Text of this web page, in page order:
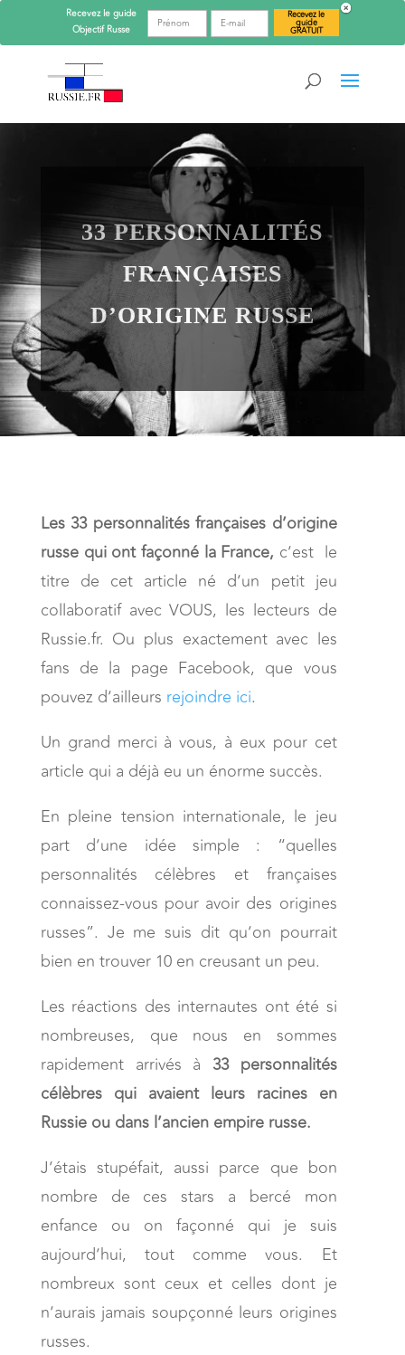
33 PERSONNALITÉS
FRANÇAISES
D’ORIGINE RUSSE
Les 33 personnalités françaises d’origine
russe qui ont façonné la France, c’est le
titre de cet article né d’un petit jeu
collaboratif avec VOUS, les lecteurs de
Russie.fr. Ou plus exactement avec les
fans de la page Facebook, que vous
pouvez d’ailleurs rejoindre ici.
Un grand merci à vous, à eux pour cet
article qui a déjà eu un énorme succès.
En pleine tension internationale, le jeu
part d’une idée simple : “quelles
personnalités célèbres et françaises
connaissez-vous pour avoir des origines
russes”. Je me suis dit qu’on pourrait
bien en trouver 10 en creusant un peu.
Les réactions des internautes ont été si
nombreuses, que nous en sommes
rapidement arrivés à 33 personnalités
célèbres qui avaient leurs racines en
Russie ou dans l’ancien empire russe.
J’étais stupéfait, aussi parce que bon
nombre de ces stars a bercé mon
enfance ou on façonné qui je suis
aujourd’hui, tout comme vous. Et
nombreux sont ceux et celles dont je
n’aurais jamais soupçonné leurs origines
russes.
Recevez le guide
ObjectifRusse
Recevez le
guide
GRATUIT